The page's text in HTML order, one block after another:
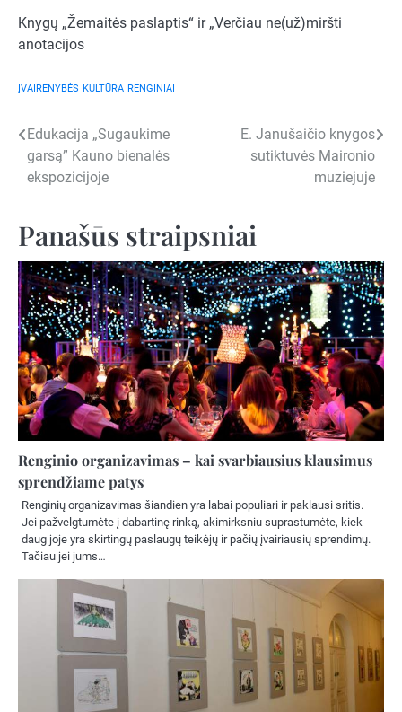
Knygų „Žemaitės paslaptis“ ir „Verčiau ne(už)miršti
anotacijos
ĮVAIRENYBĖS KULTŪRA RENGINIAI
Navigacija
tarp
Edukacija „Sugaukime
garsą” Kauno bienalės
ekspozicijoje
E. Janušaičio knygos
sutiktuvės Maironio
muziejuje
Panašūs straipsniai
Renginio organizavimas – kai svarbiausius klausimus
sprendžiame patys
Renginių organizavimas šiandien yra labai populiari ir paklausi sritis.
Jei pažvelgtumėte į dabartinę rinką, akimirksniu suprastumėte, kiek
daug joje yra skirtingų paslaugų teikėjų ir pačių įvairiausių sprendimų.
Tačiau jei jums…